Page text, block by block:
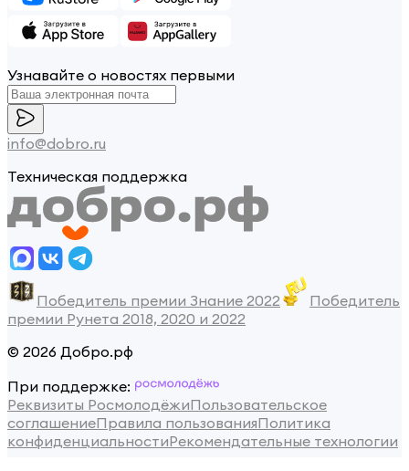
Узнавайте о новостях первыми
info@dobro.ru
Техническая поддержка
Победитель премии Знание 2022
Победитель
премии Рунета 2018, 2020 и 2022
© 2026 Добро.рф
При поддержке:
Реквизиты РосмолодёжиПользовательское
соглашениеПравила пользованияПолитика
конфиденциальностиРекомендательные технологии